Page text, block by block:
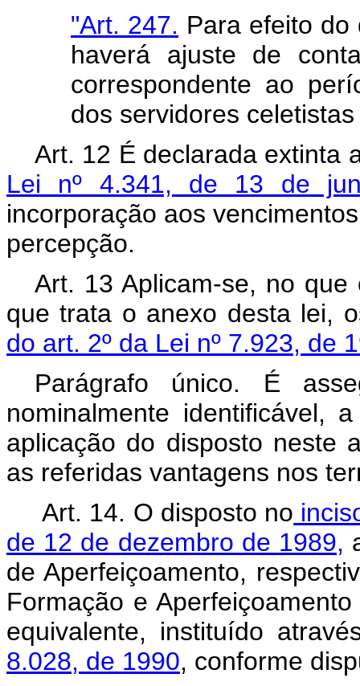
"Art. 247. Para efeito
haverá ajuste de
correspondente ao
dos servidores
Art. 12 É declarada extinta
Lei nº 4.341, de 13 de
incorporação aos
percepção.
Art. 13 Aplicam-se, no
que trata o anexo desta lei,
do art. 2º da Lei nº 7.923, de
Parágrafo único. É
nominalmente identificável,
aplicação do disposto neste
as referidas vantagens nos
Art. 14. O disposto no
de 12 de dezembro de 1989,
de Aperfeiçoamento,
Formação e
equivalente, instituído
8.028, de 1990, conforme